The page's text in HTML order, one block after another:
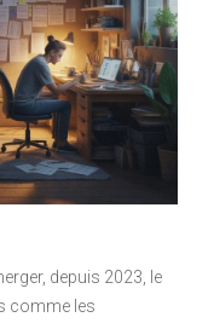
depuis 2023, le
comme les